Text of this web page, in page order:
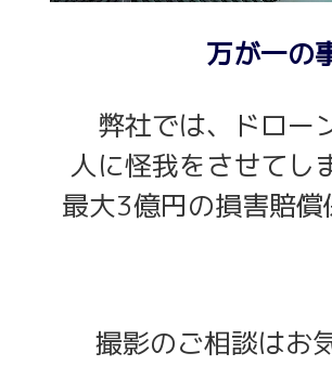
万が一の
弊社では、ドロー
人に怪我をさせてし
最大3億円の損害賠
撮影のご相談はお